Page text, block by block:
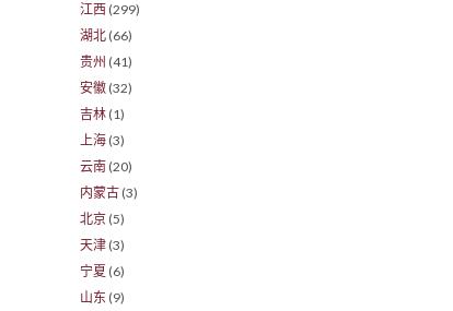
江西 (299)
湖北 (66)
贵州 (41)
安徽 (32)
吉林 (1)
上海 (3)
云南 (20)
内蒙古 (3)
北京 (5)
天津 (3)
宁夏 (6)
山东 (9)